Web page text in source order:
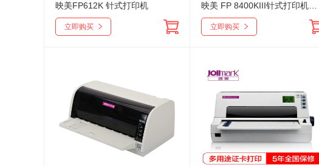
映美FP612K 针式打印机
立即购买 立即购买